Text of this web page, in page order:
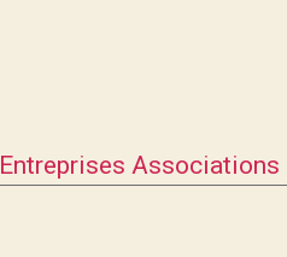
Entreprises Associations